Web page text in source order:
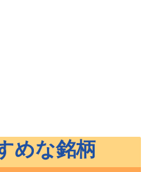
めな銘柄